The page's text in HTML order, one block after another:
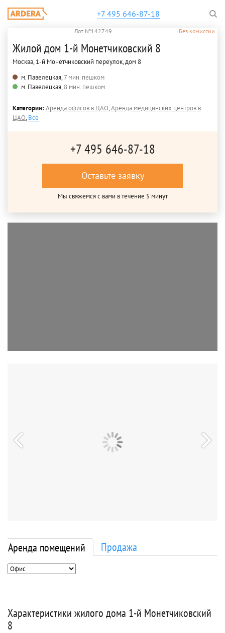
+7 495 646-87-18
Лот №142749 Без комиссии
Жилой дом 1-й Монетчиковский 8
Москва, 1-й Монетчиковский переулок, дом 8
м. Павелецкая,7 мин. пешком
м. Павелецкая,8 мин. пешком
Категории:Аренда офисов в ЦАО,Аренда медицинских центров в
ЦАО,Все
+7 495 646-87-18
Оставьте заявку
Мы свяжемся с вами в течение 5 минут
Аренда помещений Продажа
Характеристики жилого дома 1-й Монетчиковский
8